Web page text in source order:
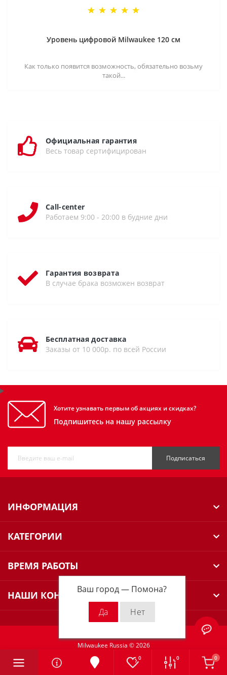
Ваш город — Помона?
0 0 0
Уровень цифровой Milwaukee 120 см
Как только появится возможность, обязательно возьму
такой...
Официальная гарантия
Весь товар сертифицирован
Call-center
Работаем 9:00 - 20:00 в будние дни
Гарантия возврата
В случае брака возможен возврат
Бесплатная доставка
Заказы от 10 000р. по всей России
Хотите узнавать первым об акциях и скидках?
Подпишитесь на нашу рассылку
Подписаться
ИНФОРМАЦИЯ
КАТЕГОРИИ
ВРЕМЯ РАБОТЫ
НАШИ КОНТАКТЫ
Milwaukee Russia © 2026